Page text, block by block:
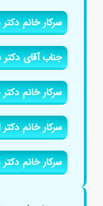
سرکار خانم
جناب آقای
سرکار خانم
سرکار خانم
سرکار خانم